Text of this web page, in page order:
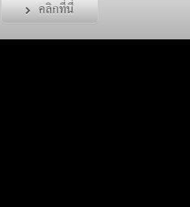
คลิกที่นี่